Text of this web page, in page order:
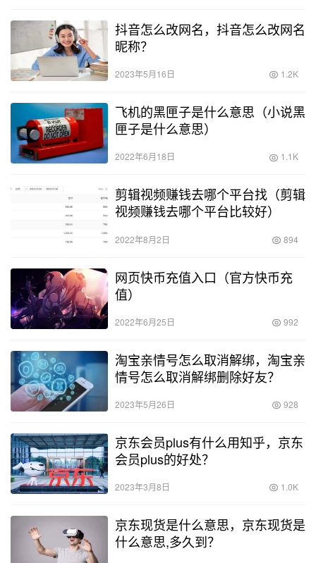
抖音怎么改网名，抖音怎么改网名
昵称？
2023年5月16日 1.2K
飞机的黑匣子是什么意思（小说黑
匣子是什么意思）
2022年6月18日 1.1K
剪辑视频赚钱去哪个平台找（剪辑
视频赚钱去哪个平台比较好）
2022年8月2日 894
网页快币充值入口（官方快币充
值）
2022年6月25日 992
淘宝亲情号怎么取消解绑，淘宝亲
情号怎么取消解绑删除好友？
2023年5月26日 928
京东会员plus有什么用知乎，京东
会员plus的好处？
2023年3月8日 1.0K
京东现货是什么意思，京东现货是
什么意思,多久到？